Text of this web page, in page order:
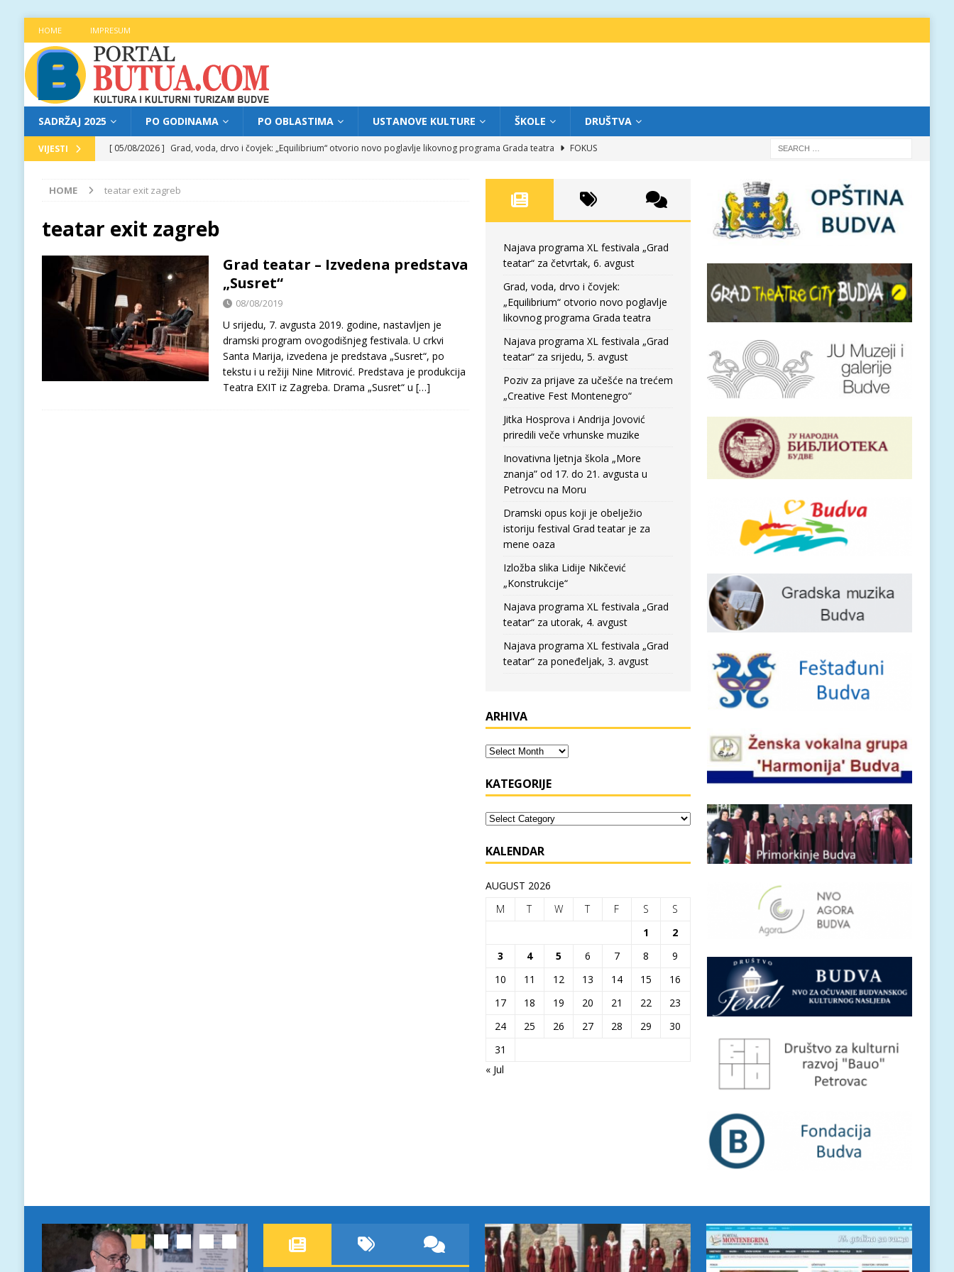
HOME IMPRESUM
SADRŽAJ 2025 PO GODINAMA PO OBLASTIMA USTANOVE KULTURE ŠKOLE DRUŠTVA
VIJESTI [ 05/08/2026 ] Grad, voda, drvo i čovjek: „Equilibrium“ otvorio novo poglavlje likovnog programa Grada teatra
FOKUS
[ 04/08/2026 ] Poziv za prijave za učešće na trećem „Creative Fest Montenegro“
[ 04/08/2026 ]
Jitka Hosprova i Andrija Jovović priredili veče vrhunske muzike
GRAD TEATAR
Najava programa XL festivala „Grad teatar“ za četvrtak, 6. avgust
HOME teatar exit zagreb
teatar exit zagreb
Grad teatar – Izvedena predstava
„Susret“
08/08/2019
U srijedu, 7. avgusta 2019. godine, nastavljen je
dramski program ovogodišnjeg festivala. U crkvi
Santa Marija, izvedena je predstava „Susret“, po
tekstu i u režiji Nine Mitrović. Predstava je produkcija
Teatra EXIT iz Zagreba. Drama „Susret“ u […]
Najava programa XL festivala „Grad
teatar“ za četvrtak, 6. avgust
Grad, voda, drvo i čovjek:
„Equilibrium“ otvorio novo poglavlje
likovnog programa Grada teatra
Najava programa XL festivala „Grad
teatar“ za srijedu, 5. avgust
Poziv za prijave za učešće na trećem
„Creative Fest Montenegro“
Jitka Hosprova i Andrija Jovović
priredili veče vrhunske muzike
Inovativna ljetnja škola „More
znanja” od 17. do 21. avgusta u
Petrovcu na Moru
Dramski opus koji je obelježio
istoriju festival Grad teatar je za
mene oaza
Izložba slika Lidije Nikčević
„Konstrukcije“
Najava programa XL festivala „Grad
teatar“ za utorak, 4. avgust
Najava programa XL festivala „Grad
teatar“ za poneđeljak, 3. avgust
ARHIVA
KATEGORIJE
KALENDAR
AUGUST 2026
M
T W T F S
S
1
2
3
4 5 6 7 8
9
10
11 12 13 14 15
16
17
18 19 20 21 22
23
24
25 26 27 28 29
30
31
« Jul